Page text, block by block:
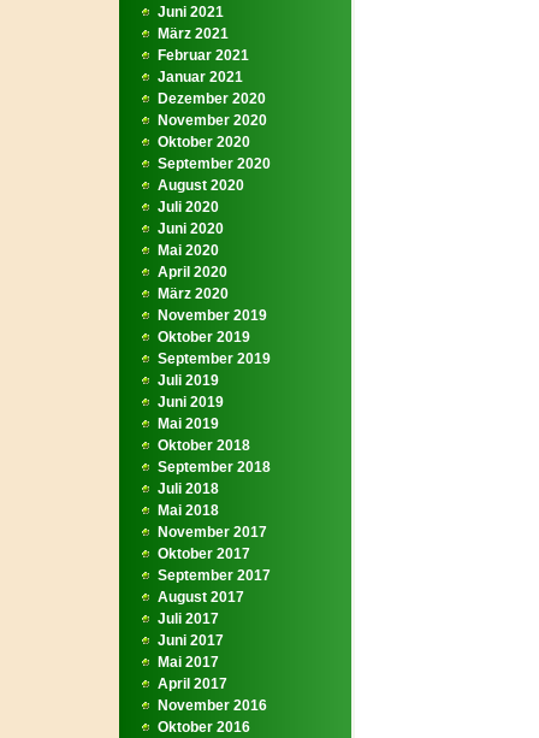
Juni 2021
März 2021
Februar 2021
Januar 2021
Dezember 2020
November 2020
Oktober 2020
September 2020
August 2020
Juli 2020
Juni 2020
Mai 2020
April 2020
März 2020
November 2019
Oktober 2019
September 2019
Juli 2019
Juni 2019
Mai 2019
Oktober 2018
September 2018
Juli 2018
Mai 2018
November 2017
Oktober 2017
September 2017
August 2017
Juli 2017
Juni 2017
Mai 2017
April 2017
November 2016
Oktober 2016